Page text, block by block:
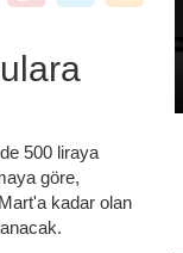
500 liraya
göre,
kadar olan